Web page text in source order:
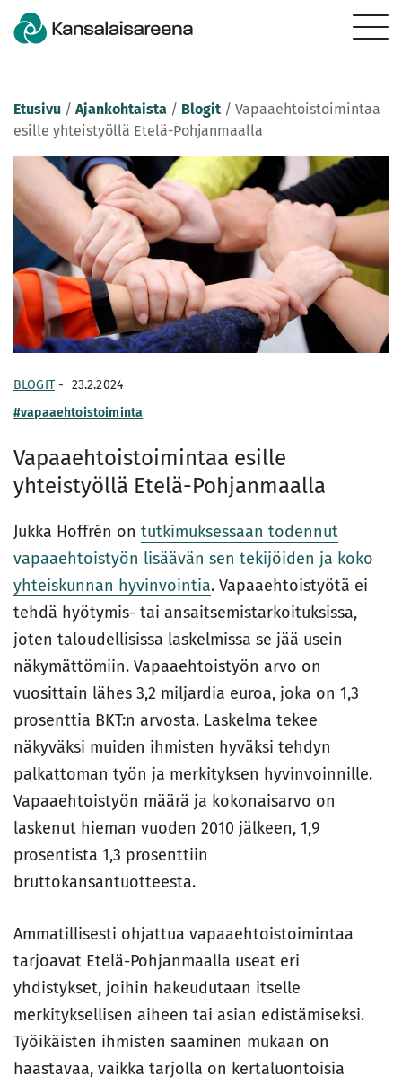
Etusivu / Ajankohtaista / Blogit / Vapaaehtoistoimintaa
esille yhteistyöllä Etelä-Pohjanmaalla
BLOGIT- 23.2.2024
#vapaaehtoistoiminta
Vapaaehtoistoimintaa esille
yhteistyöllä Etelä-Pohjanmaalla
Jukka Hoffrén on tutkimuksessaan todennut
vapaaehtoistyön lisäävän sen tekijöiden ja koko
yhteiskunnan hyvinvointia. Vapaaehtoistyötä ei
tehdä hyötymis- tai ansaitsemistarkoituksissa,
joten taloudellisissa laskelmissa se jää usein
näkymättömiin. Vapaaehtoistyön arvo on
vuosittain lähes 3,2 miljardia euroa, joka on 1,3
prosenttia BKT:n arvosta. Laskelma tekee
näkyväksi muiden ihmisten hyväksi tehdyn
palkattoman työn ja merkityksen hyvinvoinnille.
Vapaaehtoistyön määrä ja kokonaisarvo on
laskenut hieman vuoden 2010 jälkeen, 1,9
prosentista 1,3 prosenttiin
bruttokansantuotteesta.
Ammatillisesti ohjattua vapaaehtoistoimintaa
tarjoavat Etelä-Pohjanmaalla useat eri
yhdistykset, joihin hakeudutaan itselle
merkityksellisen aiheen tai asian edistämiseksi.
Työikäisten ihmisten saaminen mukaan on
haastavaa, vaikka tarjolla on kertaluontoisia